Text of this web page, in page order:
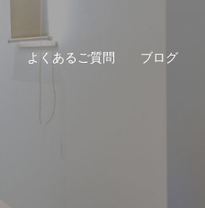
よくあるご質問 ブログ